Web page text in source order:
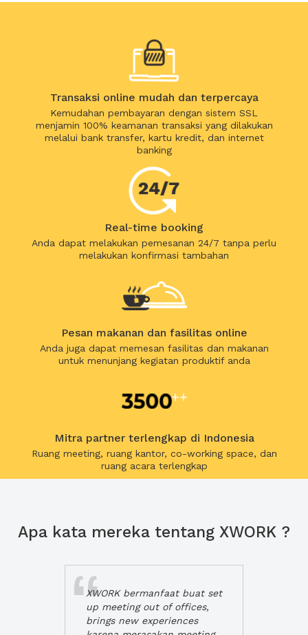
Transaksi online mudah dan terpercaya
Kemudahan pembayaran dengan sistem SSL
menjamin 100% keamanan transaksi yang dilakukan
melalui bank transfer, kartu kredit, dan internet
banking
Real-time booking
Anda dapat melakukan pemesanan 24/7 tanpa perlu
melakukan konfirmasi tambahan
Pesan makanan dan fasilitas online
Anda juga dapat memesan fasilitas dan makanan
untuk menunjang kegiatan produktif anda
Mitra partner terlengkap di Indonesia
Ruang meeting, ruang kantor, co-working space, dan
ruang acara terlengkap
Apa kata mereka tentang XWORK ?
XWORK bermanfaat buat set
up meeting out of offices,
brings new experiences